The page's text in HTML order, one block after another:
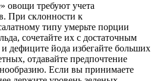
овощи требуют учета
При склонности к
типу умерьте порции
сочетайте их с достаточным
дефиците йода избегайте больших
отдавайте предпочтение
Если вы принимаете